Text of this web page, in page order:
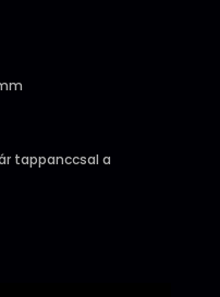
tappanccsal a